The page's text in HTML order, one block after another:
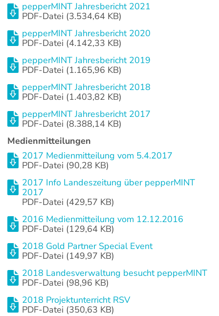
pepperMINT Jahresbericht 2021
PDF-Datei (3.534,64 KB)
pepperMINT Jahresbericht 2020
PDF-Datei (4.142,33 KB)
pepperMINT Jahresbericht 2019
PDF-Datei (1.165,96 KB)
pepperMINT Jahresbericht 2018
PDF-Datei (1.403,82 KB)
pepperMINT Jahresbericht 2017
PDF-Datei (8.388,14 KB)
Medienmitteilungen
2017 Medienmitteilung vom 5.4.2017
PDF-Datei (90,28 KB)
2017 Info Landeszeitung über pepperMINT
2017
PDF-Datei (429,57 KB)
2016 Medienmitteilung vom 12.12.2016
PDF-Datei (129,64 KB)
2018 Gold Partner Special Event
PDF-Datei (149,97 KB)
2018 Landesverwaltung besucht pepperMINT
PDF-Datei (98,96 KB)
2018 Projektunterricht RSV
PDF-Datei (350,63 KB)